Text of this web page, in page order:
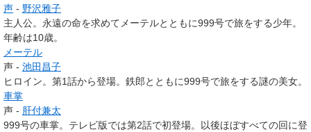
声 - 野沢雅子
主人公。永遠の命を求めてメーテルとともに999号で旅をする少年。
年齢は10歳。
メーテル
声 - 池田昌子
ヒロイン。第1話から登場。鉄郎とともに999号で旅をする謎の美女。
車掌
声 - 肝付兼太
999号の車掌。テレビ版では第2話で初登場。以後ほぼすべての回に登